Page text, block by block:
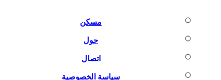
مسكن
حول
اتصال
سياسة الخصوصية